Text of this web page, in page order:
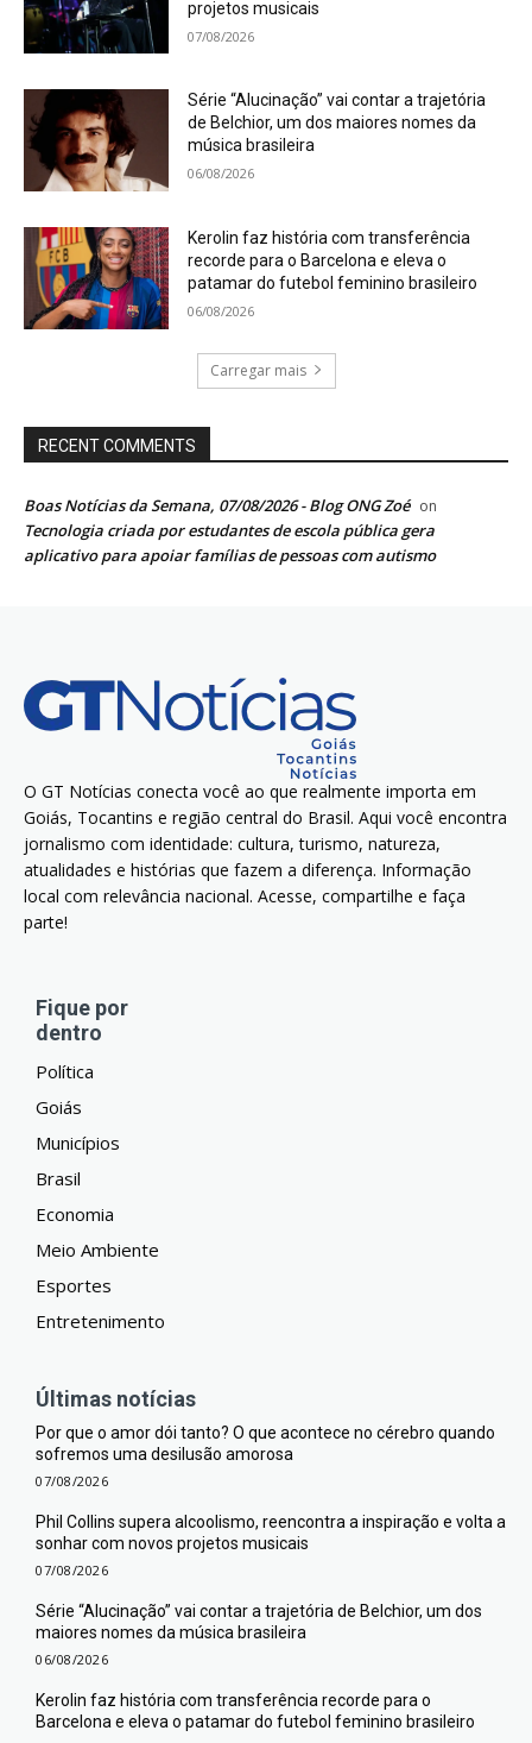
projetos musicais
07/08/2026
Série “Alucinação” vai contar a trajetória
de Belchior, um dos maiores nomes da
música brasileira
06/08/2026
Kerolin faz história com transferência
recorde para o Barcelona e eleva o
patamar do futebol feminino brasileiro
06/08/2026
Carregar mais
RECENT COMMENTS
Boas Notícias da Semana, 07/08/2026 - Blog ONG Zoé on
Tecnologia criada por estudantes de escola pública gera
aplicativo para apoiar famílias de pessoas com autismo
O GT Notícias conecta você ao que realmente importa em
Goiás, Tocantins e região central do Brasil. Aqui você encontra
jornalismo com identidade: cultura, turismo, natureza,
atualidades e histórias que fazem a diferença. Informação
local com relevância nacional. Acesse, compartilhe e faça
parte!
Fique por
dentro
Política
Goiás
Municípios
Brasil
Economia
Meio Ambiente
Esportes
Entretenimento
Últimas notícias
Por que o amor dói tanto? O que acontece no cérebro quando
sofremos uma desilusão amorosa
07/08/2026
Phil Collins supera alcoolismo, reencontra a inspiração e volta a
sonhar com novos projetos musicais
07/08/2026
Série “Alucinação” vai contar a trajetória de Belchior, um dos
maiores nomes da música brasileira
06/08/2026
Kerolin faz história com transferência recorde para o
Barcelona e eleva o patamar do futebol feminino brasileiro